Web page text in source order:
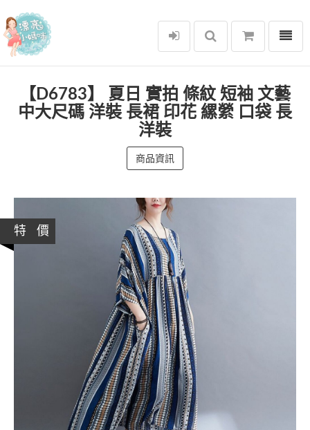
漂亮小媽咪
選單
【D6783】 夏日 實拍 條紋 短袖 文藝
中大尺碼 洋裝 長裙 印花 縲縈 口袋 長
洋裝
商品資訊
特 價